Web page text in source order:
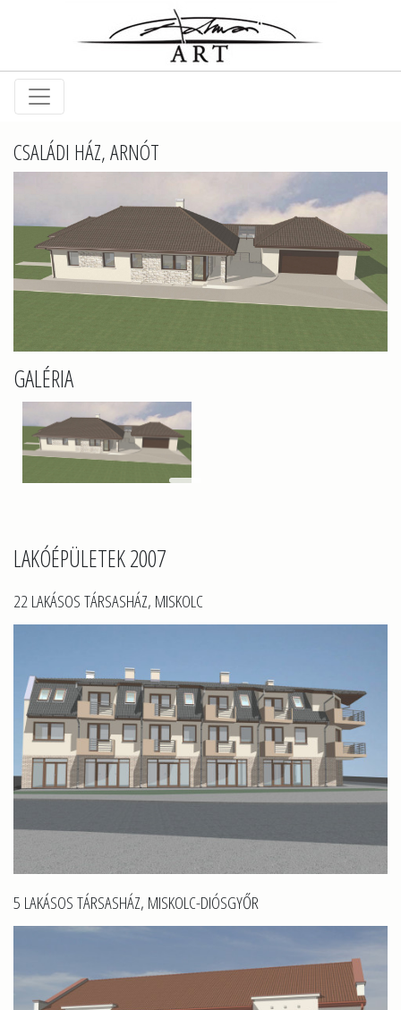
CSALÁDI HÁZ, ARNÓT
GALÉRIA
LAKÓÉPÜLETEK 2007
22 LAKÁSOS TÁRSASHÁZ, MISKOLC
5 LAKÁSOS TÁRSASHÁZ, MISKOLC-DIÓSGYŐR